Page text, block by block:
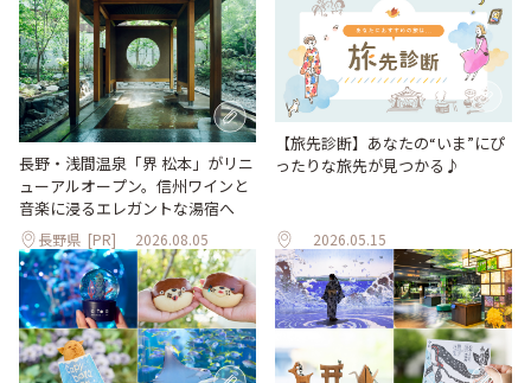
長野・浅間温泉「界 松本」がリニ
ューアルオープン。信州ワインと
音楽に浸るエレガントな湯宿へ
長野県 [PR] 2026.08.05
【旅先診断】あなたの“いま”にぴ
ったりな旅先が見つかる♪
2026.05.15